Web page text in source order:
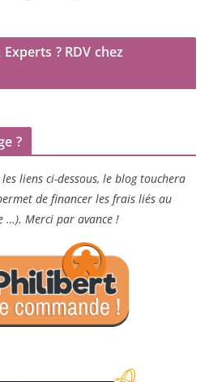
? RDV chez
?
liens ci-dessous, le blog touchera
de financer les frais liés au
…). Merci par avance !